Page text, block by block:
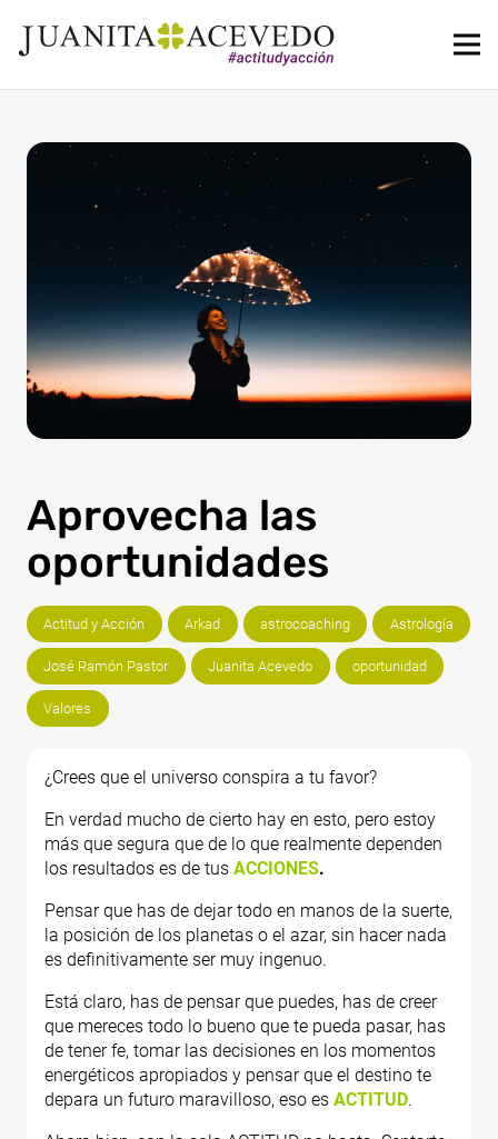
Aprovecha las
oportunidades
Actitud y Acción Arkad astrocoaching Astrología
José Ramón Pastor Juanita Acevedo oportunidad
Valores
¿Crees que el universo conspira a tu favor?
En verdad mucho de cierto hay en esto, pero estoy
más que segura que de lo que realmente dependen
los resultados es de tus ACCIONES.
Pensar que has de dejar todo en manos de la suerte,
la posición de los planetas o el azar, sin hacer nada
es definitivamente ser muy ingenuo.
Está claro, has de pensar que puedes, has de creer
que mereces todo lo bueno que te pueda pasar, has
de tener fe, tomar las decisiones en los momentos
energéticos apropiados y pensar que el destino te
depara un futuro maravilloso, eso es ACTITUD.